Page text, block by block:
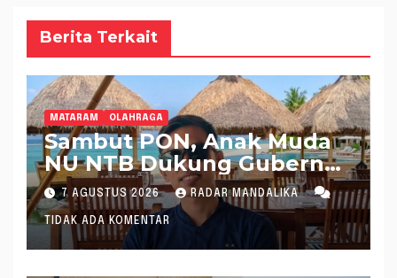
Berita Terkait
MATARAM OLAHRAGA
Sambut PON, Anak Muda
NU NTB Dukung Gubernur
Pimpin KONI NTB
7 AGUSTUS 2026 RADAR MANDALIKA
TIDAK ADA KOMENTAR